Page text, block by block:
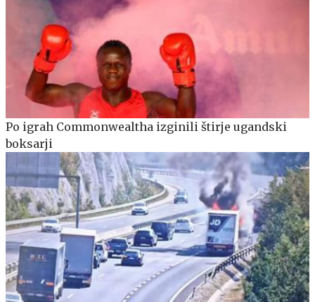
Po igrah Commonwealtha izginili štirje ugandski
boksarji